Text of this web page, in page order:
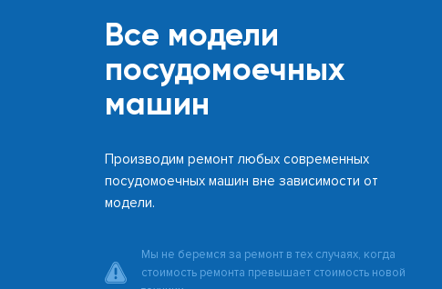
Все модели
посудомоечных
машин
Производим ремонт любых современных
посудомоечных машин вне зависимости от
модели.
Мы не беремся за ремонт в тех случаях, когда
стоимость ремонта превышает стоимость новой